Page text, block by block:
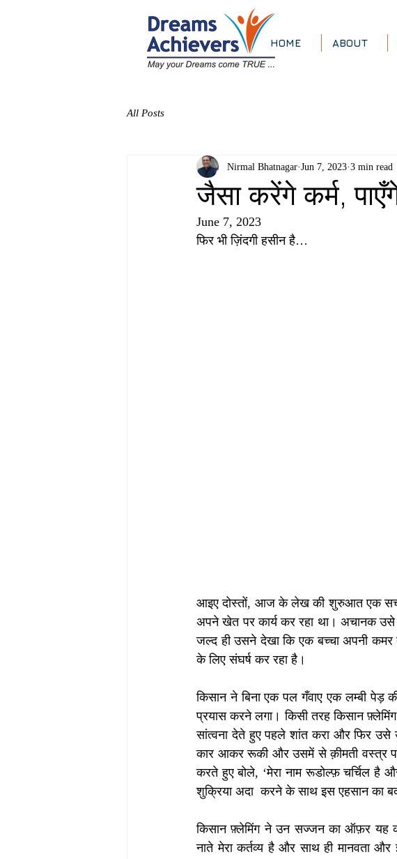
HOME ABOUT
All Posts
जैसा करेंगे कर्म,
Nirmal Bhatnagar Jun 7, 2023 3 min read
June 7, 2023
फिर भी ज़िंदगी हसीन है…
आइए दोस्तों, आज के लेख की शुरुआत एक
अपने खेत पर कार्य कर रहा था। अचानक
जल्द ही उसने देखा कि एक बच्चा अपनी
के लिए संघर्ष कर रहा है।
किसान ने बिना एक पल गँवाए एक लम्बी पेड़
प्रयास करने लगा। किसी तरह किसान
सांत्वना देते हुए पहले शांत करा और फिर
कार आकर रूकी और उसमें से क़ीमती वस्त्र
करते हुए बोले, ‘मेरा नाम रूडोल्फ़ चर्चिल
शुक्रिया अदा  करने के साथ इस एहसान का
किसान फ़्लेमिंग ने उन सज्जन का ऑफ़र यह
नाते मेरा कर्तव्य है और साथ ही मानवता और